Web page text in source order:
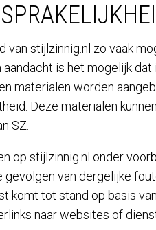
van stijlzinnig.nl zo vaak
aandacht is het mogelijk
materialen worden
Deze materialen
SZ.
op stijlzinnig.nl onder
van dergelijke
komt tot stand op basis
naar websites of